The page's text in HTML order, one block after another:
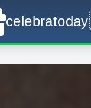
celebratoday